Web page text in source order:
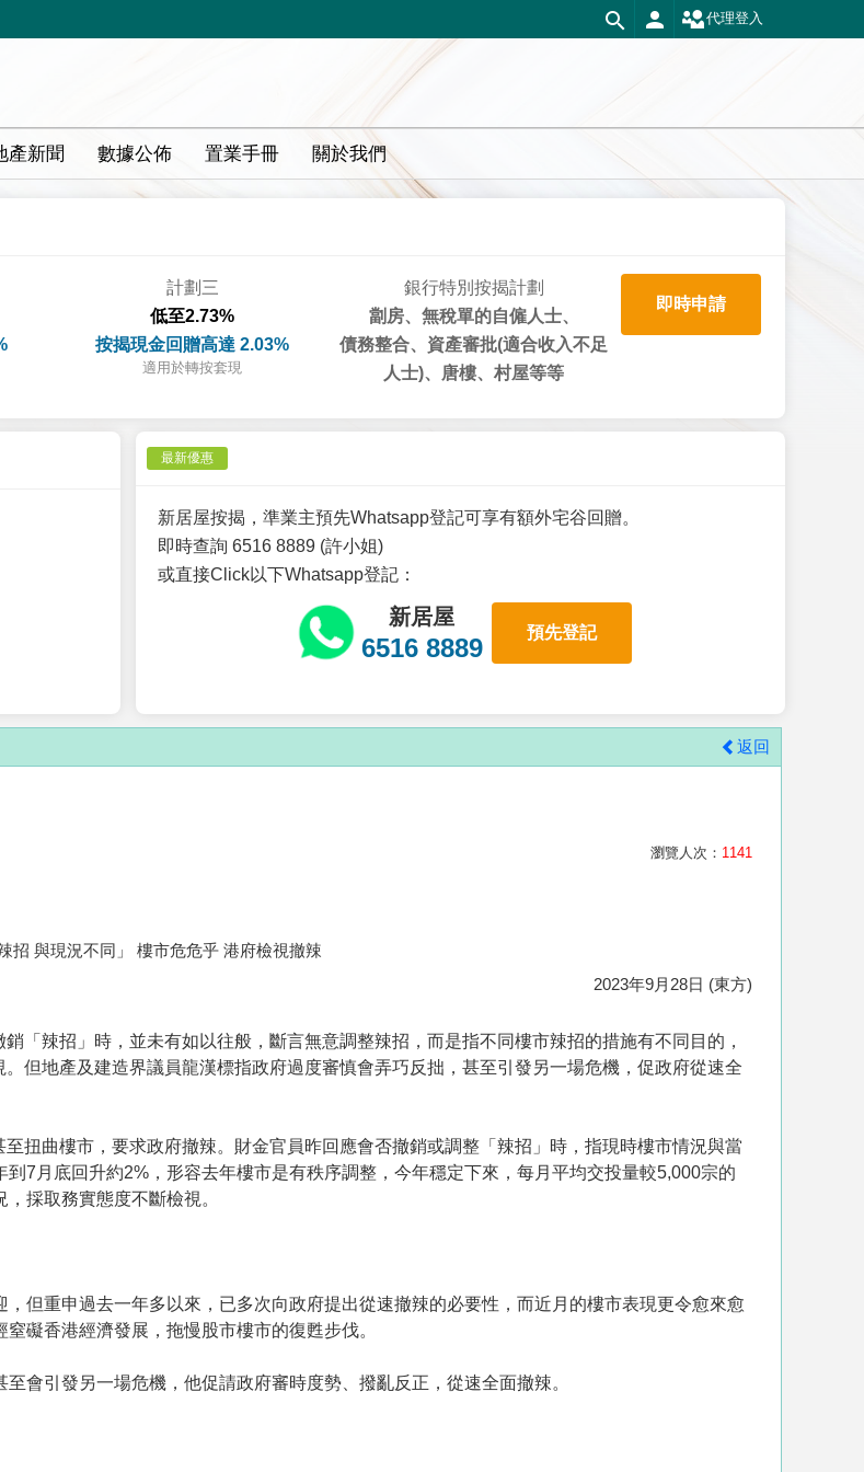
代理登入
產新聞 數據公佈 置業手冊 關於我們
計劃三
低至2.73%
按揭現金回贈高達 2.03%
適用於轉按套現
銀行特別按揭計劃
劏房、無稅單的自僱人士、
債務整合、資產審批(適合收入不足
人士)、唐樓、村屋等等
即時申請
最新優惠
新居屋按揭，準業主預先Whatsapp登記可享有額外宅谷回贈。
即時查詢 6516 8889 (許小姐)
或直接Click以下Whatsapp登記：
新居屋
6516 8889
預先登記
返回
瀏覽人次： 1141
招 與現況不同」 樓市危危乎 港府檢視撤辣
2023年9月28日 (東方)
「辣招」時，並未有如以往般，斷言無意調整辣招，而是指不同樓市辣招的措施有不同目的，
但地產及建造界議員龍漢標指政府過度審慎會弄巧反拙，甚至引發另一場危機，促政府從速全
扭曲樓市，要求政府撤辣。財金官員昨回應會否撤銷或調整「辣招」時，指現時樓市情況與當
7月底回升約2%，形容去年樓市是有秩序調整，今年穩定下來，每月平均交投量較5,000宗的
採取務實態度不斷檢視。
但重申過去一年多以來，已多次向政府提出從速撤辣的必要性，而近月的樓市表現更令愈來愈
礙香港經濟發展，拖慢股市樓市的復甦步伐。
會引發另一場危機，他促請政府審時度勢、撥亂反正，從速全面撤辣。